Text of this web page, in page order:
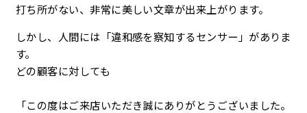
打ち所がない、非常に美しい文章が出来上がります。
しかし、人間には「違和感を察知するセンサー」がありま
す。
どの顧客に対しても
「この度はご来店いただき誠にありがとうございました。